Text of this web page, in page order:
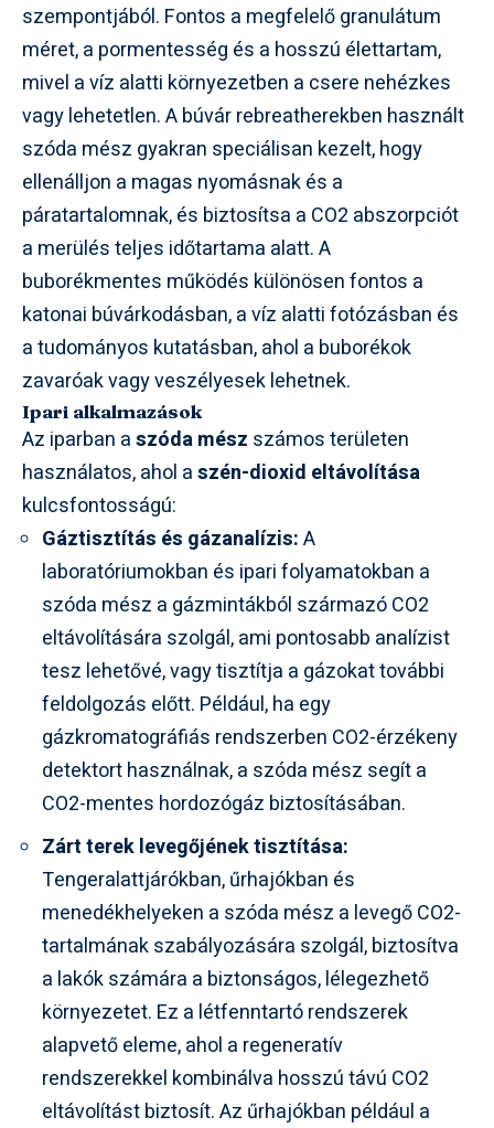
szempontjából. Fontos a megfelelő granulátum
méret, a pormentesség és a hosszú élettartam,
mivel a víz alatti környezetben a csere nehézkes
vagy lehetetlen. A búvár rebreatherekben használt
szóda mész gyakran speciálisan kezelt, hogy
ellenálljon a magas nyomásnak és a
páratartalomnak, és biztosítsa a CO2 abszorpciót
a merülés teljes időtartama alatt. A
buborékmentes működés különösen fontos a
katonai búvárkodásban, a víz alatti fotózásban és
a tudományos kutatásban, ahol a buborékok
zavaróak vagy veszélyesek lehetnek.
Ipari alkalmazások
Az iparban aszóda mész számos területen
használatos, ahol aszén-dioxid eltávolítása
kulcsfontosságú:
Gáztisztítás és gázanalízis:A
laboratóriumokban és ipari folyamatokban a
szóda mész a gázmintákból származó CO2
eltávolítására szolgál, ami pontosabb analízist
tesz lehetővé, vagy tisztítja a gázokat további
feldolgozás előtt. Például, ha egy
gázkromatográfiás rendszerben CO2-érzékeny
detektort használnak, a szóda mész segít a
CO2-mentes hordozógáz biztosításában.
Zárt terek levegőjének tisztítása:
Tengeralattjárókban, űrhajókban és
menedékhelyeken a szóda mész a levegő CO2-
tartalmának szabályozására szolgál, biztosítva
a lakók számára a biztonságos, lélegezhető
környezetet. Ez a létfenntartó rendszerek
alapvető eleme, ahol a regeneratív
rendszerekkel kombinálva hosszú távú CO2
eltávolítást biztosít. Az űrhajókban például a